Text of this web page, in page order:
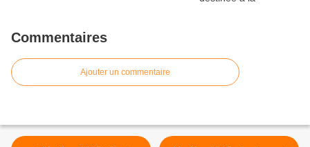
Commentaires
Ajouter un commentaire